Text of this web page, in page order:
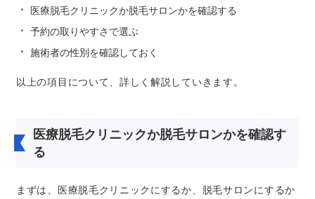
医療脱毛クリニックか脱毛サロンかを確認する
予約の取りやすさで選ぶ
施術者の性別を確認しておく
以上の項目について、詳しく解説していきます。
医療脱毛クリニックか脱毛サロンかを確認す
る
まずは、医療脱毛クリニックにするか、脱毛サロンにするか